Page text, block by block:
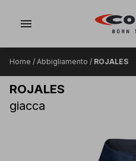
menu
Home / Abbigliamento / ROJALES
ROJALES
giacca